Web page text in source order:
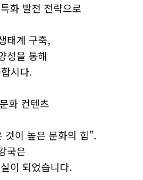
화 발전 전략으로
태계 구축,
성을 통해
시다.
화 컨텐츠
것이 높은 문화의 힘”.
국은
이 되었습니다.